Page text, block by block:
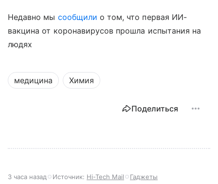
Недавно мы сообщили о том, что первая ИИ-
вакцина от коронавирусов прошла испытания на
людях
медицина Химия
Поделиться
3 часа назад Источник: Hi-Tech Mail Гаджеты